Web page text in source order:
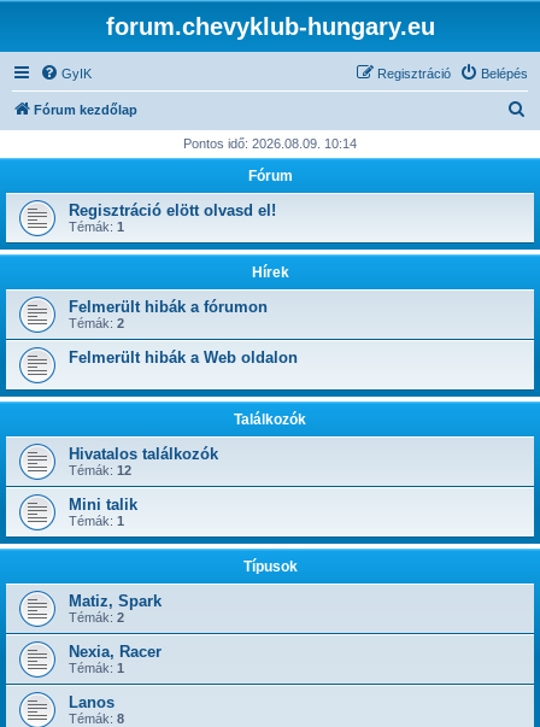
forum.chevyklub-hungary.eu
GyIK Belépés
Regisztráció
Fórum kezdőlap
e
é
Pontos idő: 2026.08.09. 10:14
Fórum
Regisztráció elött olvasd el!
Témák: 1
Hírek
Felmerült hibák a fórumon
Témák: 2
Felmerült hibák a Web oldalon
Találkozók
Hivatalos találkozók
Témák: 12
Mini talik
Témák: 1
Típusok
Matiz, Spark
Témák: 2
Nexia, Racer
Témák: 1
Lanos
Témák: 8